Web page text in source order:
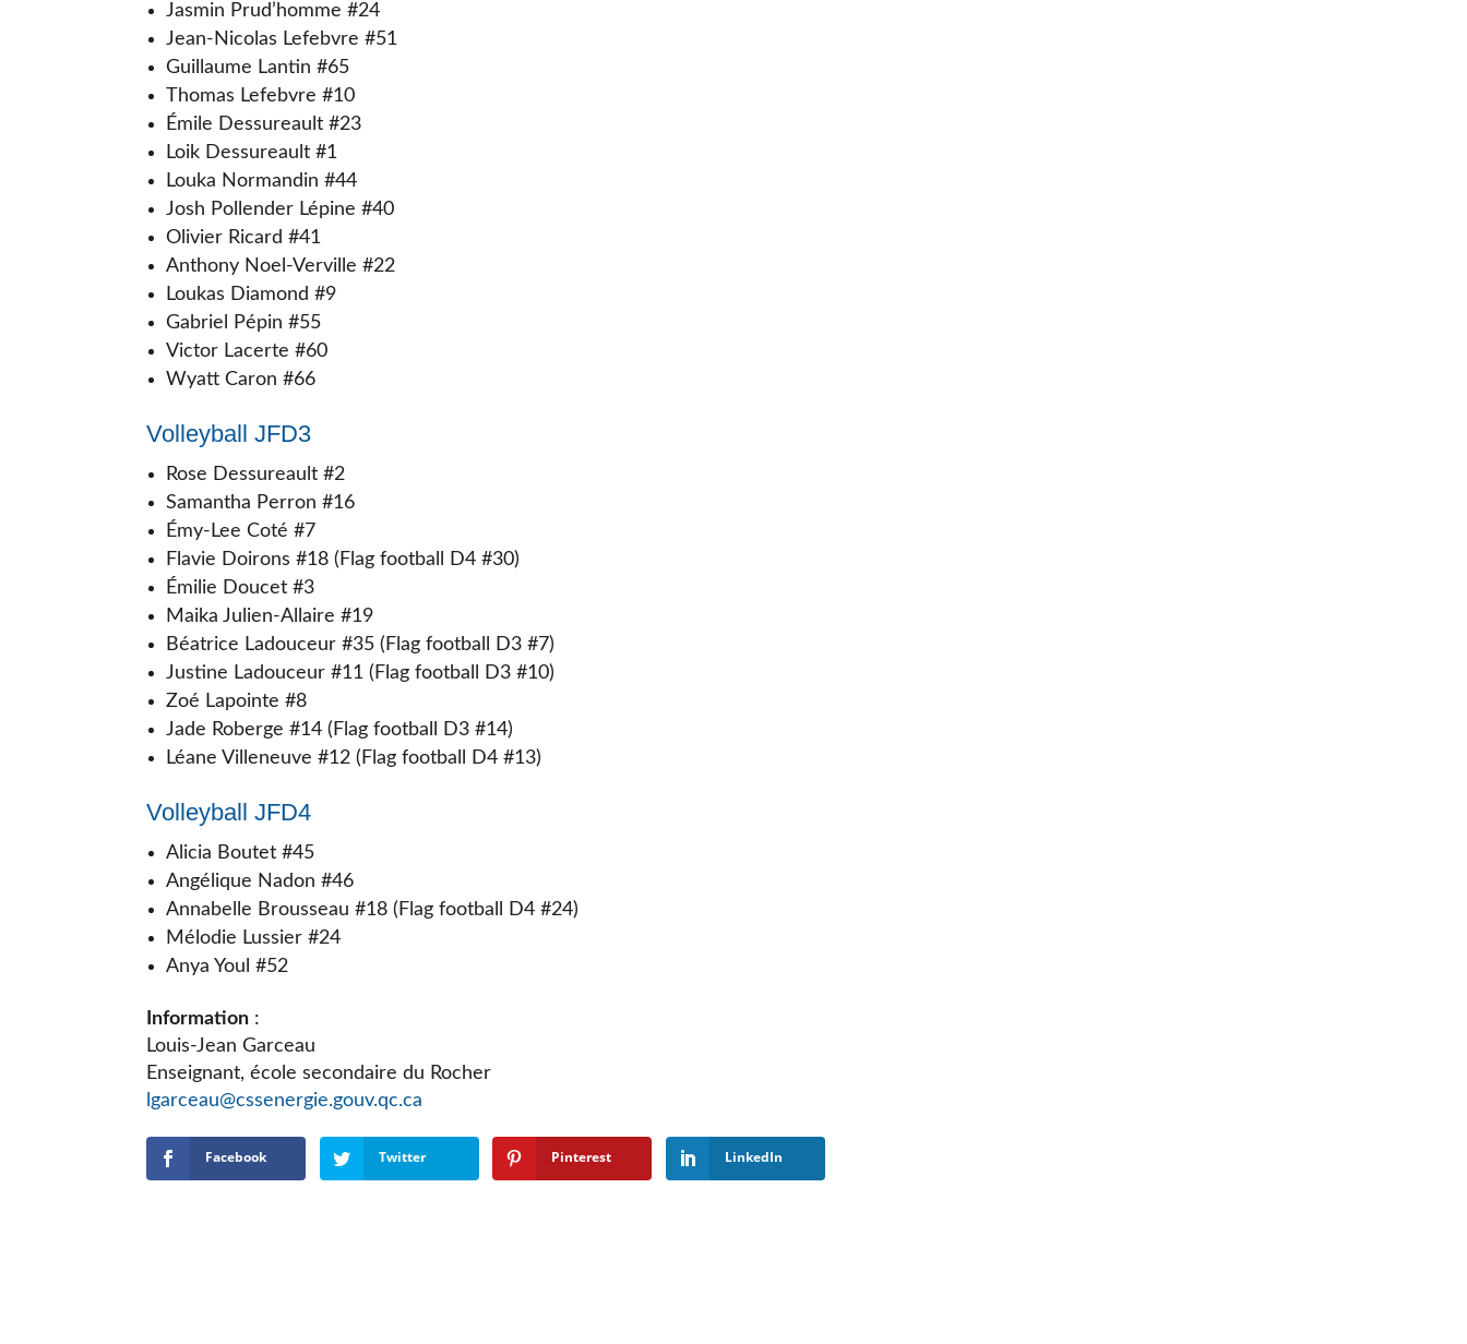
Jasmin Prud’homme #24
Jean-Nicolas Lefebvre #51
Guillaume Lantin #65
Thomas Lefebvre #10
Émile Dessureault #23
Loik Dessureault #1
Louka Normandin #44
Josh Pollender Lépine #40
Olivier Ricard #41
Anthony Noel-Verville #22
Loukas Diamond #9
Gabriel Pépin #55
Victor Lacerte #60
Wyatt Caron #66
Volleyball JFD3
Rose Dessureault #2
Samantha Perron #16
Émy-Lee Coté #7
Flavie Doirons #18 (Flag football D4 #30)
Émilie Doucet #3
Maika Julien-Allaire #19
Béatrice Ladouceur #35 (Flag football D3 #7)
Justine Ladouceur #11 (Flag football D3 #10)
Zoé Lapointe #8
Jade Roberge #14 (Flag football D3 #14)
Léane Villeneuve #12 (Flag football D4 #13)
Volleyball JFD4
Alicia Boutet #45
Angélique Nadon #46
Annabelle Brousseau #18 (Flag football D4 #24)
Mélodie Lussier #24
Anya Youl #52
Information :
Louis-Jean Garceau
Enseignant, école secondaire du Rocher
lgarceau@cssenergie.gouv.qc.ca
Facebook Twitter Pinterest LinkedIn